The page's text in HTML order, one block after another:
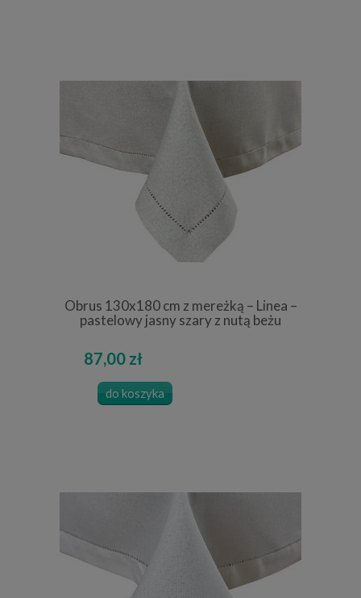
Obrus 130x180 cm z mereżką – Linea –
pastelowy jasny szary z nutą beżu
87,00 zł
do koszyka